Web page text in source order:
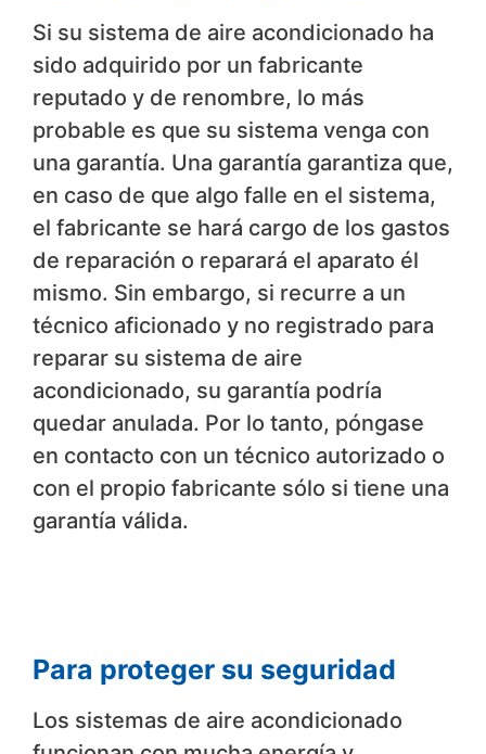
Si su sistema de aire acondicionado ha
sido adquirido por un fabricante
reputado y de renombre, lo más
probable es que su sistema venga con
una garantía. Una garantía garantiza que,
en caso de que algo falle en el sistema,
el fabricante se hará cargo de los gastos
de reparación o reparará el aparato él
mismo. Sin embargo, si recurre a un
técnico aficionado y no registrado para
reparar su sistema de aire
acondicionado, su garantía podría
quedar anulada. Por lo tanto, póngase
en contacto con un técnico autorizado o
con el propio fabricante sólo si tiene una
garantía válida.
Para proteger su seguridad
Los sistemas de aire acondicionado